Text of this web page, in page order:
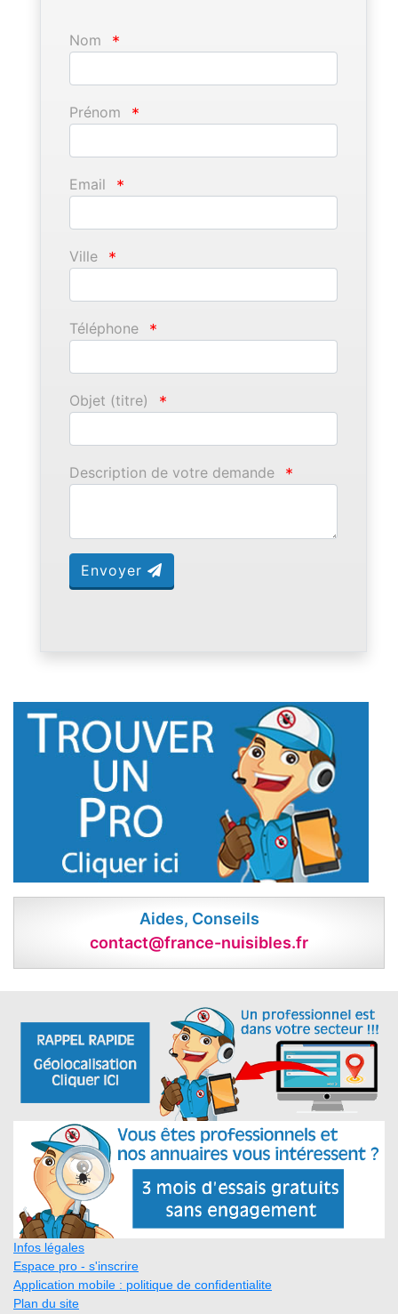
Nom *
Prénom *
Email *
Ville *
Téléphone *
Objet (titre) *
Description de votre demande *
Envoyer
Aides, Conseils
contact@france-nuisibles.fr
Infos légales
Espace pro - s'inscrire
Application mobile : politique de confidentialite
Plan du site